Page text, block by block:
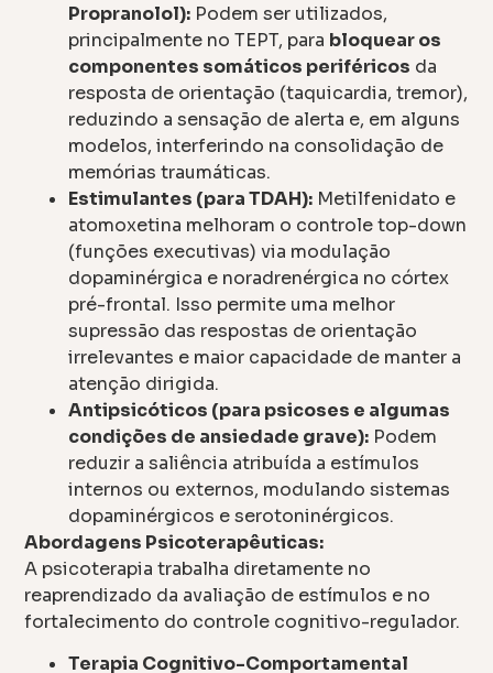
Propranolol): Podem ser utilizados,
principalmente no TEPT, para bloquear os
componentes somáticos periféricos da
resposta de orientação (taquicardia, tremor),
reduzindo a sensação de alerta e, em alguns
modelos, interferindo na consolidação de
memórias traumáticas.
Estimulantes (para TDAH): Metilfenidato e
atomoxetina melhoram o controle top-down
(funções executivas) via modulação
dopaminérgica e noradrenérgica no córtex
pré-frontal. Isso permite uma melhor
supressão das respostas de orientação
irrelevantes e maior capacidade de manter a
atenção dirigida.
Antipsicóticos (para psicoses e algumas
condições de ansiedade grave): Podem
reduzir a saliência atribuída a estímulos
internos ou externos, modulando sistemas
dopaminérgicos e serotoninérgicos.
Abordagens Psicoterapêuticas:
A psicoterapia trabalha diretamente no
reaprendizado da avaliação de estímulos e no
fortalecimento do controle cognitivo-regulador.
Terapia Cognitivo-Comportamental